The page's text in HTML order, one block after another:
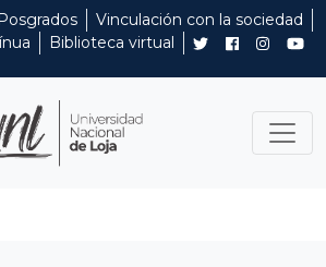
Posgrados
Vinculación con la sociedad
Biblioteca virtual